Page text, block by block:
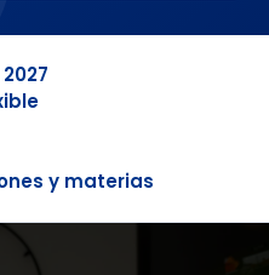
y materias